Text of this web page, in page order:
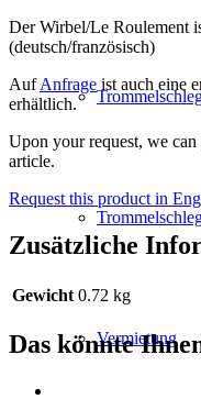
Vermietung
Der Wirbel/Le Roulement
(deutsch/französisch)
AufAnfrage ist auch eine
erhältlich.
Upon your request, we
article.
Request this product in
Zusätzliche
Gewicht 0.72 kg
Das könnte